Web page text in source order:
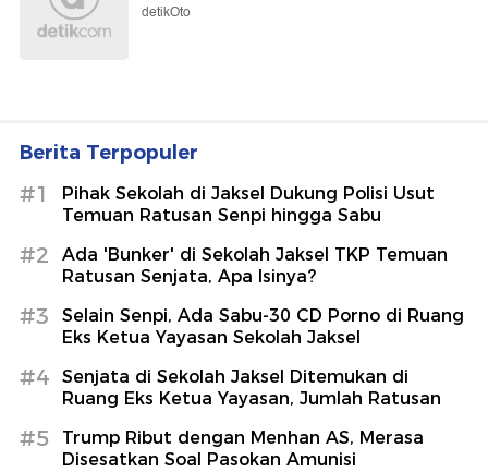
detikOto
Berita Terpopuler
#1
Pihak Sekolah di Jaksel Dukung Polisi Usut
Temuan Ratusan Senpi hingga Sabu
#2
Ada 'Bunker' di Sekolah Jaksel TKP Temuan
Ratusan Senjata, Apa Isinya?
#3
Selain Senpi, Ada Sabu-30 CD Porno di Ruang
Eks Ketua Yayasan Sekolah Jaksel
#4
Senjata di Sekolah Jaksel Ditemukan di
Ruang Eks Ketua Yayasan, Jumlah Ratusan
#5
Trump Ribut dengan Menhan AS, Merasa
Disesatkan Soal Pasokan Amunisi